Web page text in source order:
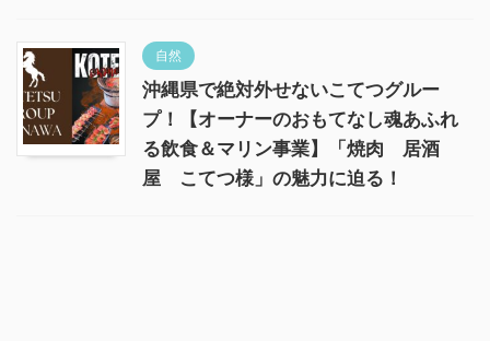
自然
沖縄県で絶対外せないこてつグルー
プ！【オーナーのおもてなし魂あふれ
る飲食＆マリン事業】「焼肉 居酒
屋 こてつ様」の魅力に迫る！